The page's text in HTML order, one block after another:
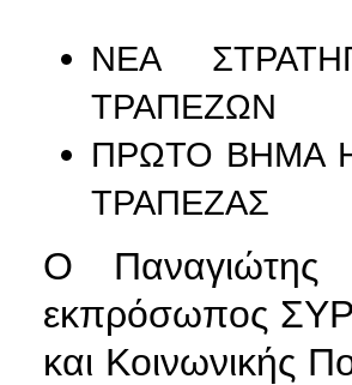
ΝΕΑ
ΤΡΑΠΕΖΩΝ
ΠΡΩΤΟ ΒΗΜΑ
ΤΡΑΠΕΖΑΣ
Ο Παναγιώτης
εκπρόσωπος
και Κοινωνικής